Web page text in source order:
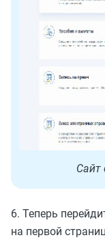
Сайт
6. Теперь
на первой